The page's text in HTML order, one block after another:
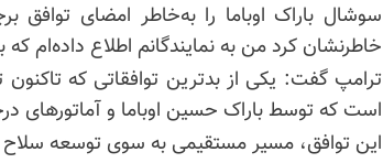
سوشال باراک اوباما را به‌خاطر امضای توافق
خاطرنشان کرد من به نمایندگانم اطلاع داده‌ام
ترامپ گفت: یکی از بدترین توافقاتی که
است که توسط باراک حسین اوباما وآماتورهای
این توافق، مسیر مستقیمی به سوی توسعه